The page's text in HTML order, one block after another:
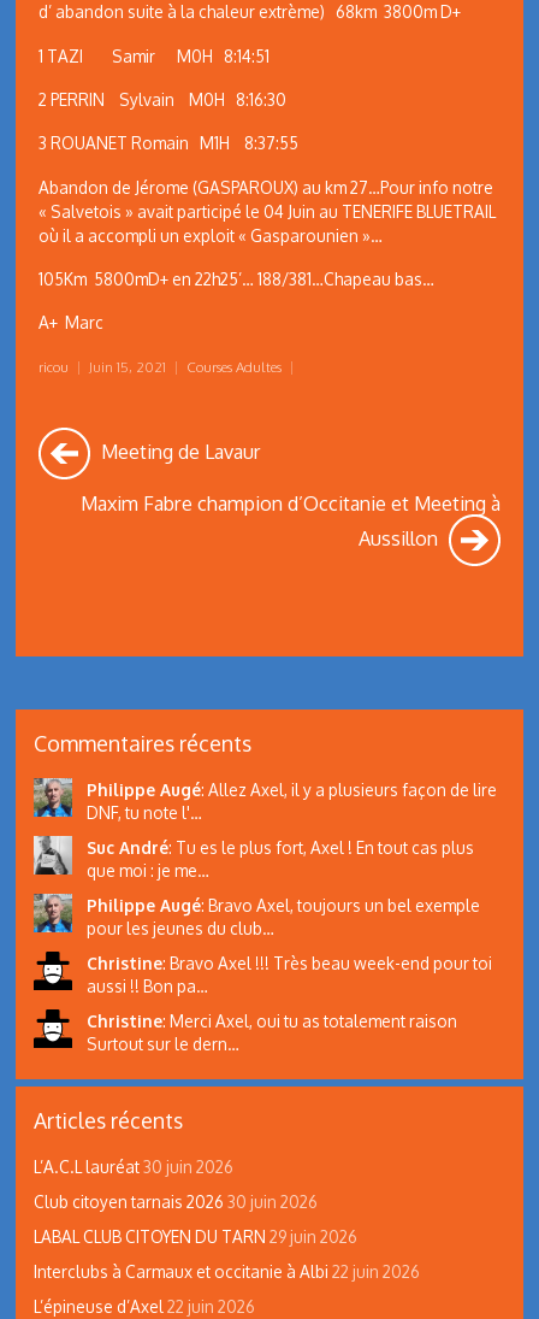
d’ abandon suite à la chaleur extrème) 68km 3800m D+
1 TAZI Samir M0H 8:14:51
2 PERRIN Sylvain M0H 8:16:30
3 ROUANET Romain M1H 8:37:55
Abandon de Jérome (GASPAROUX) au km 27…Pour info notre
« Salvetois » avait participé le 04 Juin au TENERIFE BLUETRAIL
où il a accompli un exploit « Gasparounien »…
105Km 5800mD+ en 22h25’… 188/381…Chapeau bas…
A+ Marc
ricou | Juin 15, 2021 | Courses Adultes |
Meeting de Lavaur
Maxim Fabre champion d’Occitanie et Meeting à
Aussillon
Commentaires récents
Philippe Augé: Allez Axel, il y a plusieurs façon de lire
DNF, tu note l'…
Suc André: Tu es le plus fort, Axel ! En tout cas plus
que moi : je me…
Philippe Augé: Bravo Axel, toujours un bel exemple
pour les jeunes du club…
Christine: Bravo Axel !!! Très beau week-end pour toi
aussi !! Bon pa…
Christine: Merci Axel, oui tu as totalement raison
Surtout sur le dern…
Articles récents
L’A.C.L lauréat 30 juin 2026
Club citoyen tarnais 2026 30 juin 2026
LABAL CLUB CITOYEN DU TARN 29 juin 2026
Interclubs à Carmaux et occitanie à Albi 22 juin 2026
L’épineuse d’Axel 22 juin 2026